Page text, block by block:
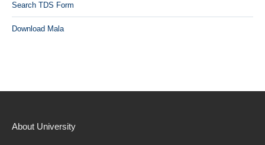
Search TDS Form
Download Mala
About University